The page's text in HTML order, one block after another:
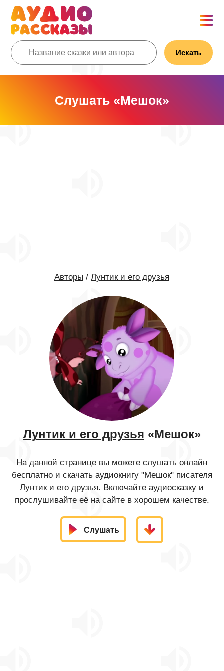
Искать
Слушать «Мешок»
Авторы / Лунтик и его друзья
Лунтик и его друзья «Мешок»
На данной странице вы можете слушать онлайн
бесплатно и скачать аудиокнигу "Мешок" писателя
Лунтик и его друзья. Включайте аудиосказку и
прослушивайте её на сайте в хорошем качестве.
Слушать